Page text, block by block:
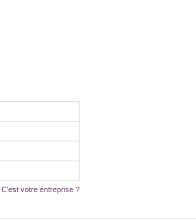
C'est votre entreprise ?